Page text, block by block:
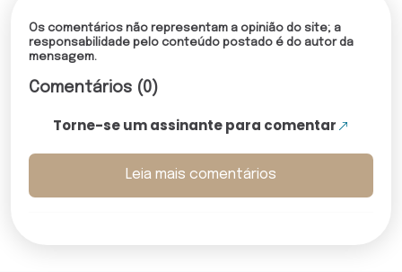
Os comentários não representam a opinião do site; a
responsabilidade pelo conteúdo postado é do autor da
mensagem.
Comentários (0)
Torne-se um assinante para comentar
Leia mais comentários